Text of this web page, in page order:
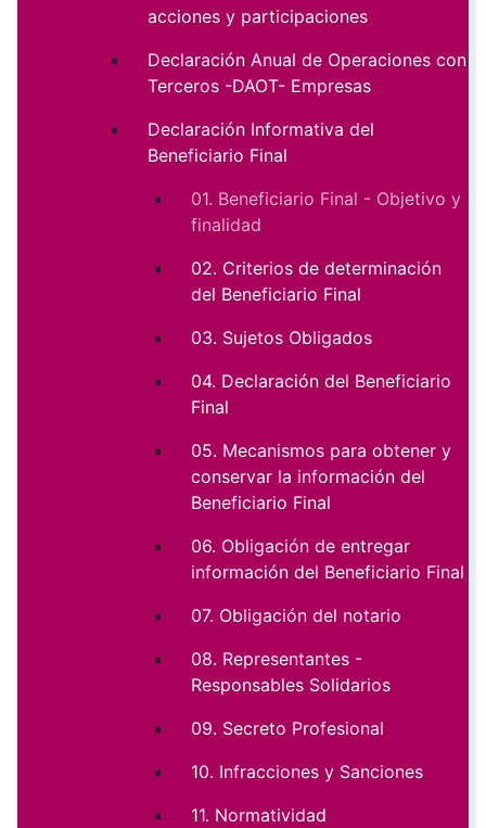
acciones y participaciones
Declaración Anual de Operaciones con
Terceros -DAOT- Empresas
Declaración Informativa del
Beneficiario Final
01. Beneficiario Final - Objetivo y
finalidad
02. Criterios de determinación
del Beneficiario Final
03. Sujetos Obligados
04. Declaración del Beneficiario
Final
05. Mecanismos para obtener y
conservar la información del
Beneficiario Final
06. Obligación de entregar
información del Beneficiario Final
07. Obligación del notario
08. Representantes -
Responsables Solidarios
09. Secreto Profesional
10. Infracciones y Sanciones
11. Normatividad